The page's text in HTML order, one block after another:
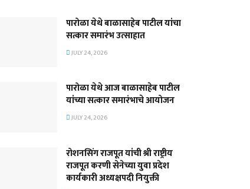
पारोळा येथे बाळासाहेब पाटील यांचा
सत्कार समारंभ उत्साहात
JULY 24, 2026
पारोळा येथे आज बाळासाहेब पाटील
यांच्या सत्कार समारंभाचे आयोजन
JULY 24, 2026
रोशनसिंग राजपूत यांची श्री राष्ट्रीय
राजपूत करणी सेनेच्या युवा प्रदेश
कार्यकारी अध्यक्षपदी नियुक्ती